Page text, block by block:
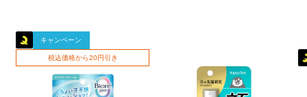
キャンペーン
税込価格から20円引き